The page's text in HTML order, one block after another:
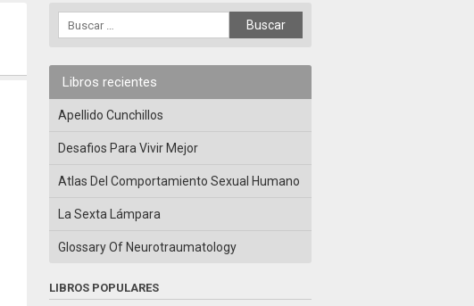
Libros recientes
Apellido Cunchillos
Desafios Para Vivir Mejor
Atlas Del Comportamiento Sexual Humano
La Sexta Lámpara
Glossary Of Neurotraumatology
LIBROS POPULARES